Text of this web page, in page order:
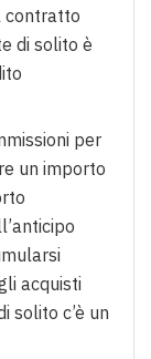
contratto
di solito è
per
un importo
acquisti
solito c’è un